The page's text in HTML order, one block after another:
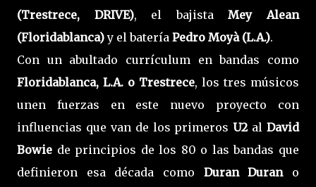
(Trestrece, DRIVE), el bajistaMey Alean
(Floridablanca)y el batería Pedro Moyà (L.A.).
Con un abultado currículum en bandas como
Floridablanca, L.A. o Trestrece, los tres músicos
unen fuerzas en este nuevo proyecto con
influencias que van de los primerosU2al David
Bowie de principios de los 80 o las bandas que
definieron esa década como Duran Duran o